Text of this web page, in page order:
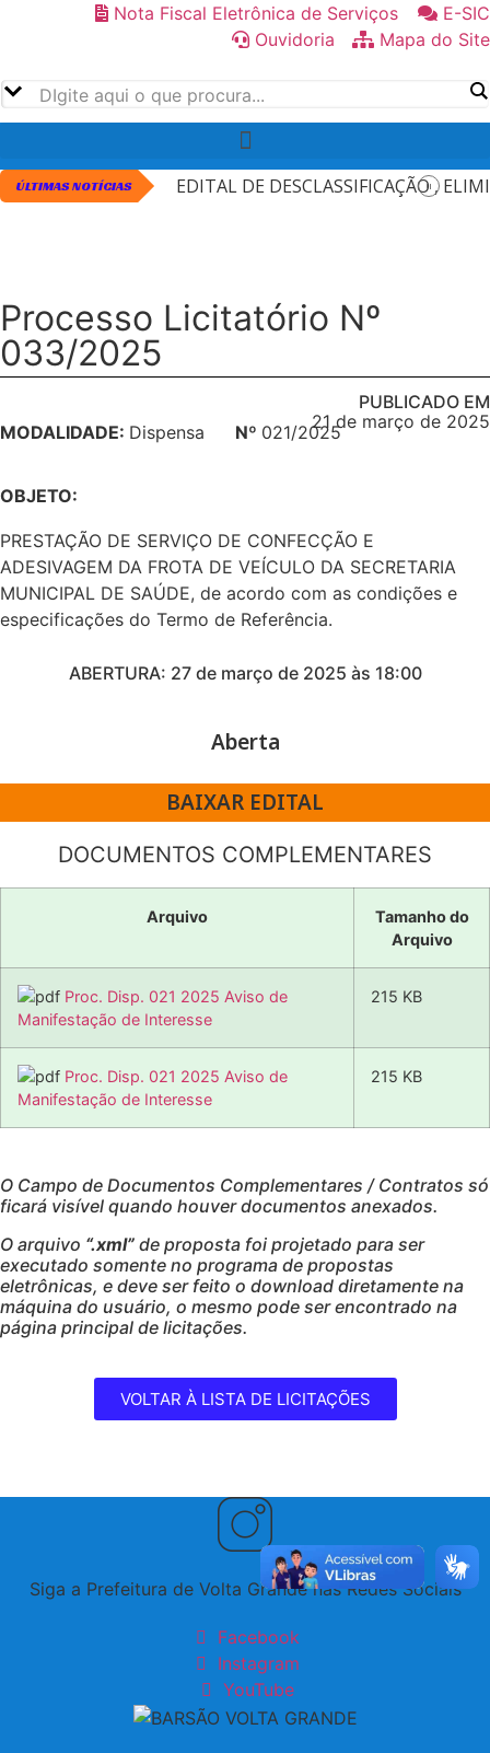
Nota Fiscal Eletrônica de Serviços
E-SIC
Ouvidoria
Mapa do Site
ÚLTIMAS NOTÍCIAS
EDITAL DE DESCLASSIFICAÇÃO ,
EDITAL DE CONVOCAÇÃO PARA
Processo Licitatório Nº
033/2025
PUBLICADO EM
21 de março de 2025
MODALIDADE: Dispensa Nº 021/2025
OBJETO:
PRESTAÇÃO DE SERVIÇO DE CONFECÇÃO E
ADESIVAGEM DA FROTA DE VEÍCULO DA SECRETARIA
MUNICIPAL DE SAÚDE, de acordo com as condições e
especificações do Termo de Referência.
ABERTURA: 27 de março de 2025 às 18:00
Aberta
BAIXAR EDITAL
DOCUMENTOS COMPLEMENTARES
Arquivo
Tamanho do
Arquivo
Proc. Disp. 021 2025 Aviso de
Manifestação de Interesse
215 KB
Proc. Disp. 021 2025 Aviso de
Manifestação de Interesse
215 KB
O Campo de Documentos Complementares / Contratos só
ficará visível quando houver documentos anexados.
O arquivo “.xml” de proposta foi projetado para ser
executado somente no programa de propostas
eletrônicas, e deve ser feito o download diretamente na
máquina do usuário, o mesmo pode ser encontrado na
página principal de licitações.
VOLTAR À LISTA DE LICITAÇÕES
Siga a Prefeitura de Volta Grande nas Redes Sociais
Facebook
Instagram
YouTube